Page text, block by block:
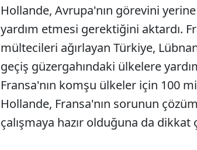
Hollande, Avrupa'nın görevini
yardım etmesi gerektiğini aktardı.
mültecileri ağırlayan Türkiye,
geçiş güzergahındaki ülkelere
Fransa'nın komşu ülkeler için 100
Hollande, Fransa'nın sorunun
çalışmaya hazır olduğuna da dikkat